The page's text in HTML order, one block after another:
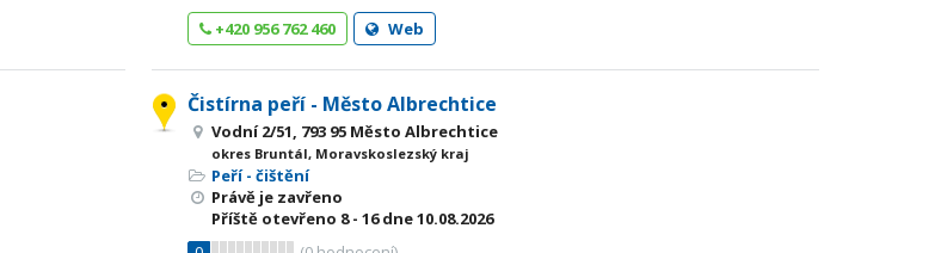
+420 956 762 460
Web
Čistírna peří - Město Albrechtice
Vodní 2/51, 793 95 Město Albrechtice
okres Bruntál, Moravskoslezský kraj
Peří - čištění
Právě je zavřeno
Příště otevřeno 8 - 16dne 10.08.2026